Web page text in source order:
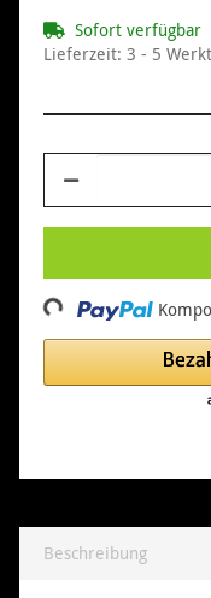
Sofort verfügbar
Lieferzeit: 3 - 5
Beschreibung